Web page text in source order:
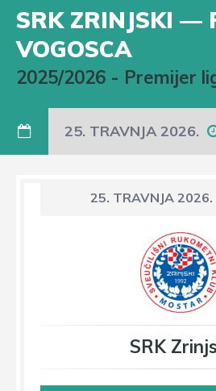
SRK ZRINJSKI —
VOGOSCA
2025/2026 - Premijer
25. TRAVNJA 2026.
25. TRAVNJA 2026.
SRK